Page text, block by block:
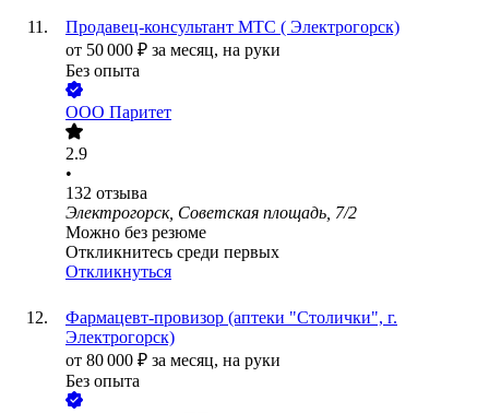
Продавец-консультант МТС ( Электрогорск)
от 50 000 ₽ за месяц, на руки
Без опыта
ООО Паритет
2.9
•
132 отзыва
Электрогорск, Советская площадь, 7/2
Можно без резюме
Откликнитесь среди первых
Откликнуться
Фармацевт-провизор (аптеки "Столички", г.
Электрогорск)
от 80 000 ₽ за месяц, на руки
Без опыта